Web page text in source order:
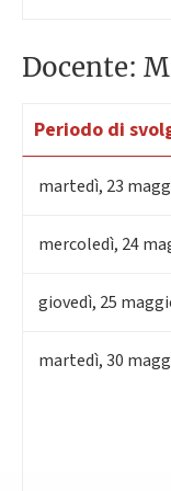
Docente:
Periodo di
martedì, 23
mercoledì, 24
giovedì, 25
martedì,30